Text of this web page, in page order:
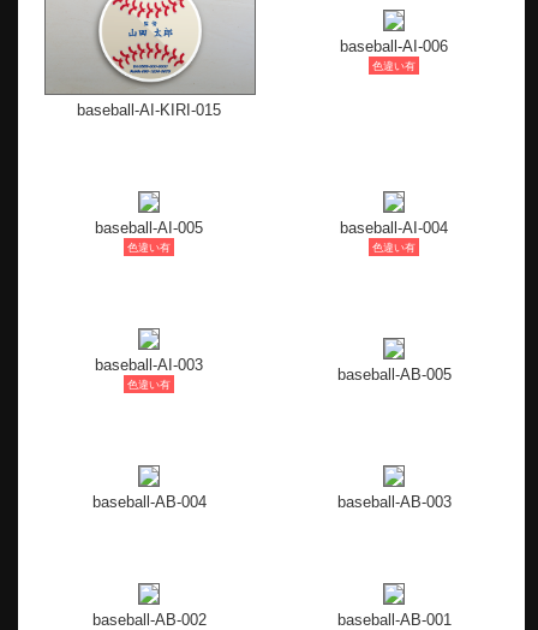
baseball-AI-KIRI-015
baseball-AI-006
色違い有
baseball-AI-005
色違い有
baseball-AI-004
色違い有
baseball-AI-003
色違い有
baseball-AB-005
baseball-AB-004 baseball-AB-003
baseball-AB-002 baseball-AB-001